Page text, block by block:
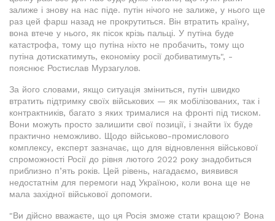
залиже і знову на нас піде. путін нічого не залиже, у нього ще
раз цей фарш назад не прокрутиться. Він втратить країну,
вона втече у нього, як пісок крізь пальці. У путіна буде
катастрофа, тому що путіна ніхто не пробачить, тому що
путіна дотискатимуть, економіку росії добиватимуть", -
пояснює Ростислав Мурзагулов.
За його словами, якщо ситуація зміниться, путін швидко
втратить підтримку своїх військових — як мобілізованих, так і
контрактників, багато з яких трималися на фронті під тиском.
Вони можуть просто залишити свої позиції, і знайти їх буде
практично неможливо. Щодо військово-промислового
комплексу, експерт зазначає, що для відновлення військової
спроможності Росії до рівня лютого 2022 року знадобиться
приблизно п’ять років. Цей рівень, нагадаємо, виявився
недостатнім для перемоги над Україною, коли вона ще не
мала західної військової допомоги.
"Ви дійсно вважаєте, що ця Росія зможе стати кращою? Вона